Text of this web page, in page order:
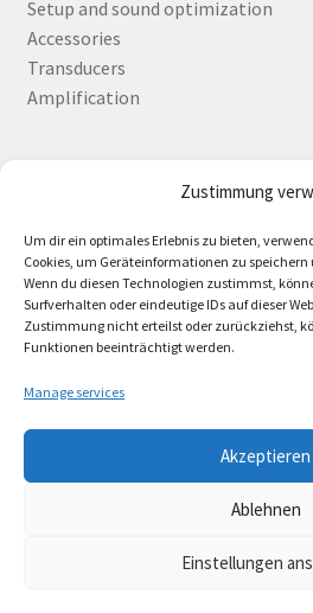
Zustimmung
Um dir ein optimales Erlebnis zu bieten,
Cookies, um Geräteinformationen zu
Wenn du diesen Technologien zustimmst,
Surfverhalten oder eindeutige IDs auf dieser
Zustimmung nicht erteilst oder zurückziehst,
Funktionen beeinträchtigt werden.
Manage services
Akzeptieren
Ablehnen
Einstellungen
Setup and sound optimization
Accessories
Transducers
Amplification
English
Contact
© Lando Music 2026
Built with WooCommerce.